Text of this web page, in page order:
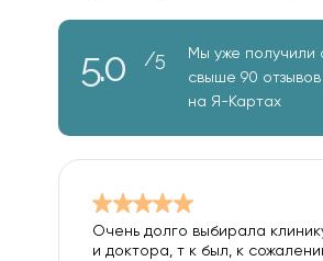
Очень долго выбирала
и доктора, т к был, к
Мы уже получили
свыше 90 отзывов
на Я-Картах
/5
5.0